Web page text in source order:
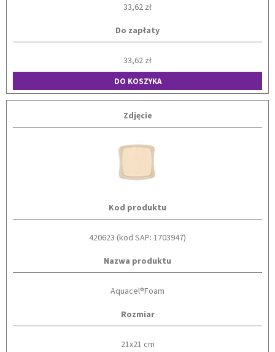
33,62 zł
Do zapłaty
33,62 zł
DO KOSZYKA
Zdjęcie
Kod produktu
420623 (kod SAP: 1703947)
Nazwa produktu
Aquacel®Foam
Rozmiar
21x21 cm